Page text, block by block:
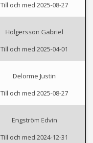
Till och med 2025-08-27
Holgersson Gabriel
Till och med 2025-04-01
Delorme Justin
Till och med 2025-08-27
Engström Edvin
Till och med 2024-12-31